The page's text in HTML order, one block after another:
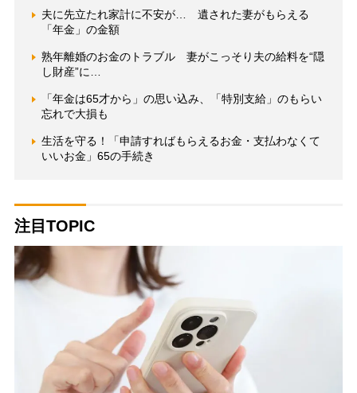
夫に先立たれ家計に不安が… 遺された妻がもらえる
「年金」の金額
熟年離婚のお金のトラブル 妻がこっそり夫の給料を“隠
し財産”に…
「年金は65才から」の思い込み、「特別支給」のもらい
忘れで大損も
生活を守る！「申請すればもらえるお金・支払わなくて
いいお金」65の手続き
注目TOPIC